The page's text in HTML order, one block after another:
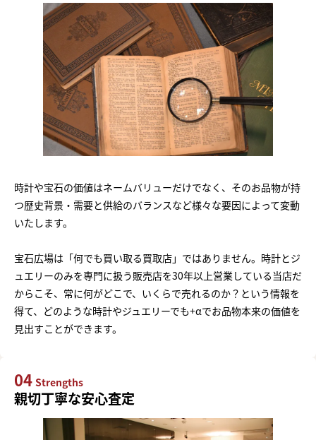
時計や宝石の価値はネームバリューだけでなく、そのお品物が持
つ歴史背景・需要と供給のバランスなど様々な要因によって変動
いたします。
宝石広場は「何でも買い取る買取店」ではありません。時計とジ
ュエリーのみを専門に扱う販売店を30年以上営業している当店だ
からこそ、常に何がどこで、いくらで売れるのか？という情報を
得て、どのような時計やジュエリーでも+αでお品物本来の価値を
見出すことができます。
04 Strengths
親切丁寧な安心査定